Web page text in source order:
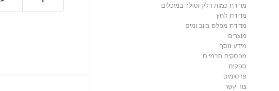
מדידת כמות דלק וסולר במיכלים
מדידת לחץ
מדידת מפלס ביוב ומים
מוצרים
מידע נוסף
מפסקים תרמיים
ספקים
פרסומים
צור קשר